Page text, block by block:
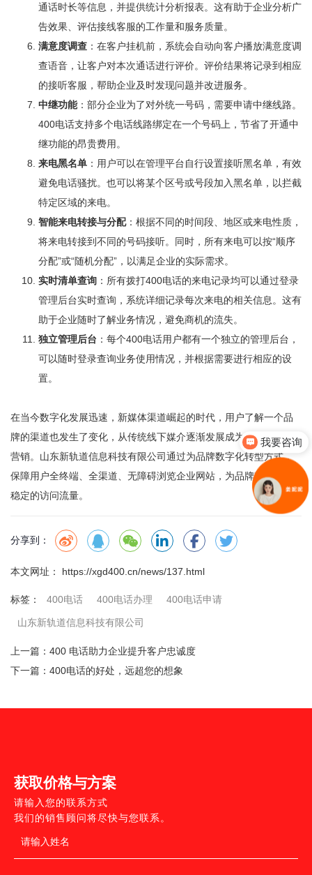
通话时长等信息，并提供统计分析报表。这有助于企业分析广
告效果、评估接线客服的工作量和服务质量。
满意度调查 ：在客户挂机前，系统会自动向客户播放满意度调
查语音，让客户对本次通话进行评价。评价结果将记录到相应
的接听客服，帮助企业及时发现问题并改进服务。
中继功能：部分企业为了对外统一号码，需要申请中继线路。
400电话支持多个电话线路绑定在一个号码上，节省了开通中
继功能的昂贵费用。
来电黑名单 ：用户可以在管理平台自行设置接听黑名单，有效
避免电话骚扰。也可以将某个区号或号段加入黑名单，以拦截
特定区域的来电。
智能来电转接与分配：根据不同的时间段、地区或来电性质，
将来电转接到不同的号码接听。同时，所有来电可以按“顺序
分配”或“随机分配”，以满足企业的实际需求。
实时清单查询 ：所有拨打400电话的来电记录均可以通过登录
管理后台实时查询，系统详细记录每次来电的相关信息。这有
助于企业随时了解业务情况，避免商机的流失。
独立管理后台 ：每个400电话用户都有一个独立的管理后台，
可以随时登录查询业务使用情况，并根据需要进行相应的设
置。
在当今数字化发展迅速，新媒体渠道崛起的时代，用户了解一个品
牌的渠道也发生了变化，从传统线下媒介逐渐发展成为线上多渠道
营销。 山东新轨道信息科技有限公司通过为品牌数字化转型方式，
保障用户全终端、全渠道、无障碍浏览企业网站，为品牌带来更加
稳定的访问流量。
分享到：
本文网址： https://xgd400.cn/news/137.html
标签： 400电话 400电话办理 400电话申请
山东新轨道信息科技有限公司
上一篇： 400 电话助力企业提升客户忠诚度
下一篇： 400电话的好处，远超您的想象
获取价格与方案
请输入您的联系方式
我们的销售顾问将尽快与您联系。
我要咨询